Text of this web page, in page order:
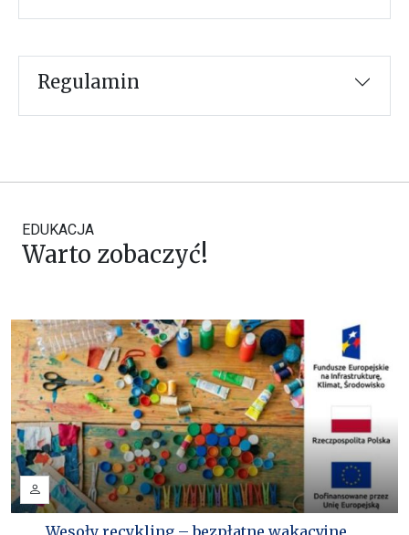
Regulamin
EDUKACJA
Warto zobaczyć!
Wesoły recykling – bezpłatne wakacyjne